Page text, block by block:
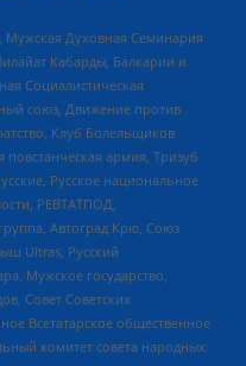
Мужская Духовная Семинария
Кабарды, Балкарии и
Социалистическая
союз, Движение против
Клуб Болельщиков
армия, Тризуб
Русское национальное
РЕВТАТПОД,
Автоград Крю, Союз
Ultras, Русский
Мужское государство,
Совет Советских
Всетатарское общественное
комитет совета народных